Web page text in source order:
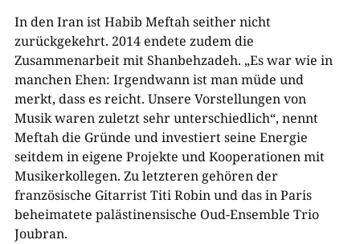
In den Iran ist Habib Meftah seither nicht
zurückgekehrt. 2014 endete zudem die
Zusammenarbeit mit Shanbehzadeh. „Es war wie in
manchen Ehen: Irgendwann ist man müde und
merkt, dass es reicht. Unsere Vorstellungen von
Musik waren zuletzt sehr unterschiedlich“, nennt
Meftah die Gründe und investiert seine Energie
seitdem in eigene Projekte und Kooperationen mit
Musikerkollegen. Zu letzteren gehören der
französische Gitarrist Titi Robin und das in Paris
beheimatete palästinensische Oud-Ensemble Trio
Joubran.